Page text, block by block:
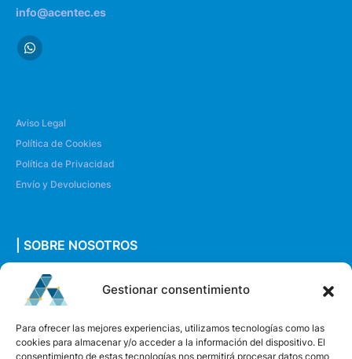
Gestionar consentimiento
Para ofrecer las mejores experiencias, utilizamos tecnologías como las
cookies para almacenar y/o acceder a la información del dispositivo. El
consentimiento de estas tecnologías nos permitirá procesar datos como
info@acentec.es
Aviso Legal
Política de Cookies
Política de Privacidad
Envío y Devoluciones
| SOBRE NOSOTROS
Quiénes somos
Envíanos un mensaje